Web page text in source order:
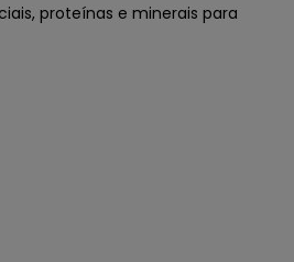
proteínas e minerais para